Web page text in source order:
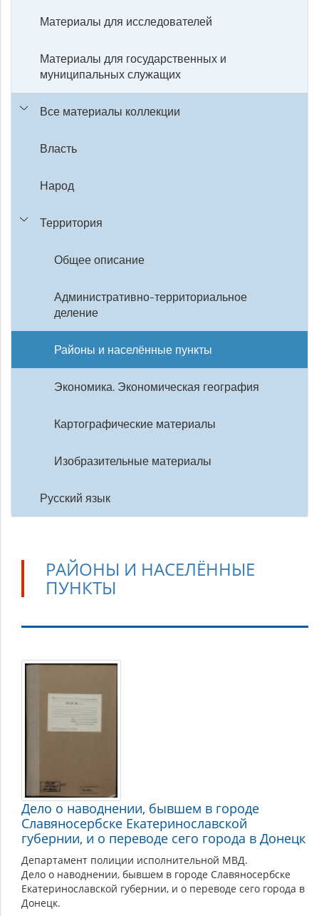
Материалы для исследователей
Материалы для государственных и
муниципальных служащих
Все материалы коллекции
Власть
Народ
Территория
Общее описание
Административно-территориальное
деление
Районы и населённые пункты
Экономика. Экономическая география
Картографические материалы
Изобразительные материалы
Русский язык
РАЙОНЫ И НАСЕЛЁННЫЕ
ПУНКТЫ
Районы
населённые
пункты
Дело о наводнении, бывшем в городе
Славяносербске Екатеринославской
губернии, и о переводе сего города в Донецк
Департамент полиции исполнительной МВД.
Дело о наводнении, бывшем в городе Славяносербске
Екатеринославской губернии, и о переводе сего города в
Донецк.